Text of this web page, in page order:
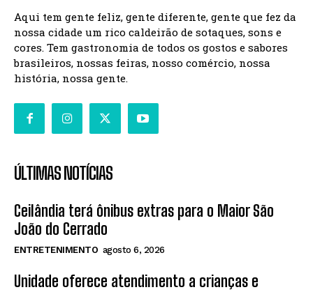
Aqui tem gente feliz, gente diferente, gente que fez da
nossa cidade um rico caldeirão de sotaques, sons e
cores. Tem gastronomia de todos os gostos e sabores
brasileiros, nossas feiras, nosso comércio, nossa
história, nossa gente.
ÚLTIMAS NOTÍCIAS
Ceilândia terá ônibus extras para o Maior São
João do Cerrado
ENTRETENIMENTO agosto 6, 2026
Unidade oferece atendimento a crianças e